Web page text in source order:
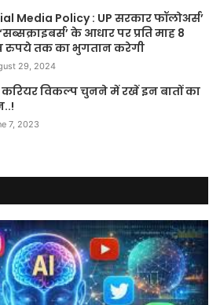
Media Policy : UP सरकार फॉलोअर्स’
के आधार पर प्रति माह 8
रुपये तक का भुगतान करेगी
29, 2024
करियर विकल्प चुनने में रखें इन बातों का
7, 2023